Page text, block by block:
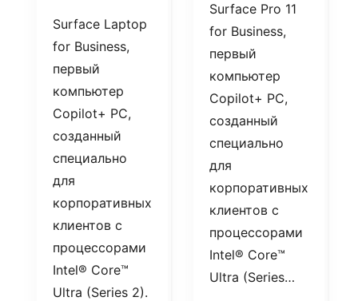
Surface Laptop
for Business,
первый
компьютер
Copilot+ PC,
созданный
специально
для
корпоративных
клиентов с
процессорами
Intel® Core™
Ultra (Series 2).
Surface Pro 11
for Business,
первый
компьютер
Copilot+ PC,
созданный
специально
для
корпоративных
клиентов с
процессорами
Intel® Core™
Ultra (Series…